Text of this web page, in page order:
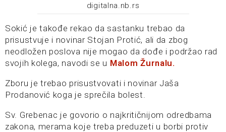
digitalna.nb.rs
Sokić je takođe rekao da sastanku trebao da
prisustvuje i novinar Stojan Protić, ali da zbog
neodložen poslova nije mogao da dođe i podržao rad
svojih kolega, navodi se u Malom Žurnalu.
Zboru je trebao prisustvovati i novinar Jaša
Prodanović koga je sprečila bolest.
Sv. Grebenac je govorio o najkritičnijom odredbama
zakona, merama koje treba preduzeti u borbi protiv